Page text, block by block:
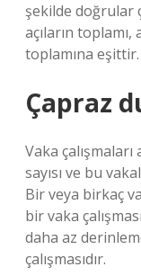
şekilde doğrular
açıların toplamı,
toplamına eşittir.
Çapraz
Vaka
sayısı ve bu
Bir veya birkaç
bir vaka
daha az
çalışmasıdır.